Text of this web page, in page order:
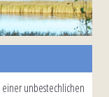
unbestechlichen